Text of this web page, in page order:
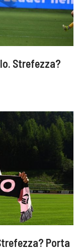
Strefezza?
Porta